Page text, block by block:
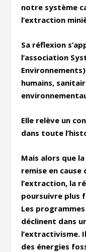
notre système
l’extraction
Sa réflexion
l’association
humains,
Elle relève un
dans toute
Mais alors que
remise en
l’extraction, la
poursuivre plus
Les
déclinent dans
l’extractivisme.
des énergies